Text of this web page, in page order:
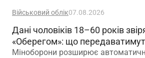
Військовий облік07.08.2026
Дані чоловіків 18–60 років
«Оберегом»: що
Міноборони розширює